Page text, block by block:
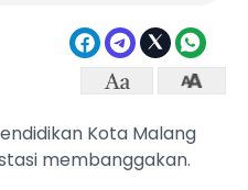
Kota Malang
membanggakan.